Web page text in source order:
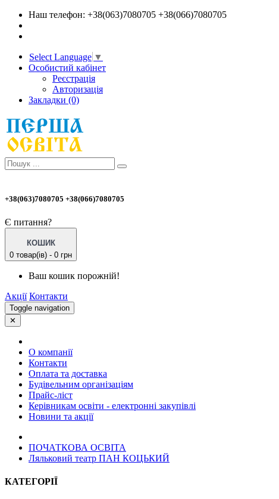
Наш телефон: +38(063)7080705 +38(066)7080705
Select Language ▼
Особистий кабінет
Реєстрація
Авторизація
Закладки (0)
+38(063)7080705 +38(066)7080705
Є питання?
КОШИК
0 товар(ів) - 0 грн
Ваш кошик порожній!
Акції Контакти
Toggle navigation
✕
О компанії
Контакти
Оплата та доставка
Будівельним організаціям
Прайс-ліст
Керівникам освіти - електронні закупівлі
Новини та акції
ПОЧАТКОВА ОСВIТА
Ляльковий театр ПАН КОЦЬКИЙ
КАТЕГОРІЇ